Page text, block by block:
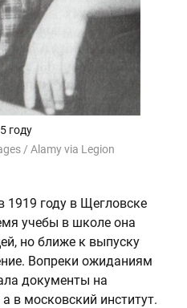
году
/ Alamy via Legion
1919 году в Щегловске
учебы в школе она
но ближе к выпуску
Вопреки ожиданиям
документы на
в московский институт.